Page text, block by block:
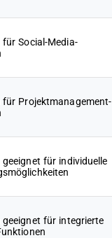
Social-Media-
für Projektmanagement-
für individuelle
geeignet für integrierte